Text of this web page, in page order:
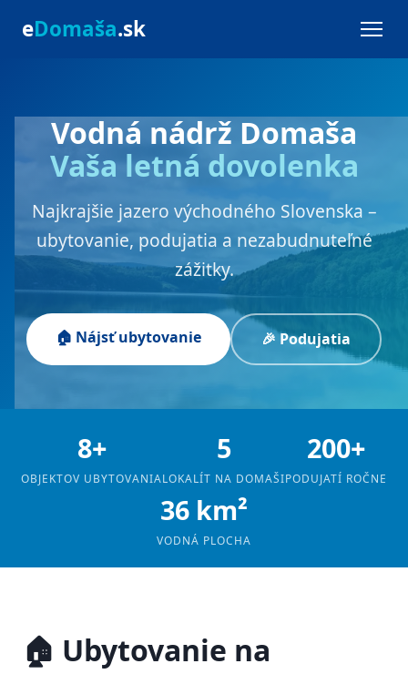
eDomaša.sk
Vodná nádrž Domaša
Vaša letná dovolenka
Najkrajšie jazero východného Slovenska –
ubytovanie, podujatia a nezabudnuteľné
zážitky.
🏠 Nájsť ubytovanie 🎉 Podujatia
8+
OBJEKTOV UBYTOVANIA
5
LOKALÍT NA DOMAŠI
200+
PODUJATÍ ROČNE
36 km²
VODNÁ PLOCHA
🏠 Ubytovanie na